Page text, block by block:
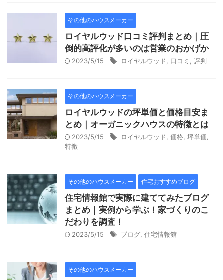
その他のハウスメーカー
ロイヤルウッド口コミ評判まとめ｜圧
倒的高評化が多いのは営業のおかげか
2023/5/15 ロイヤルウッド 口コミ 評判
その他のハウスメーカー
ロイヤルウッドの坪単価と価格目安ま
とめ｜オーガニックハウスの特徴とは
2023/5/15 ロイヤルウッド 価格 坪単価
特徴
その他のハウスメーカー 住宅おすすめブログ
住宅情報館で実際に建ててみたブログ
まとめ｜実例から学ぶ！家づくりのこ
だわりを調査！
2023/5/15 ブログ 住宅情報館
その他のハウスメーカー